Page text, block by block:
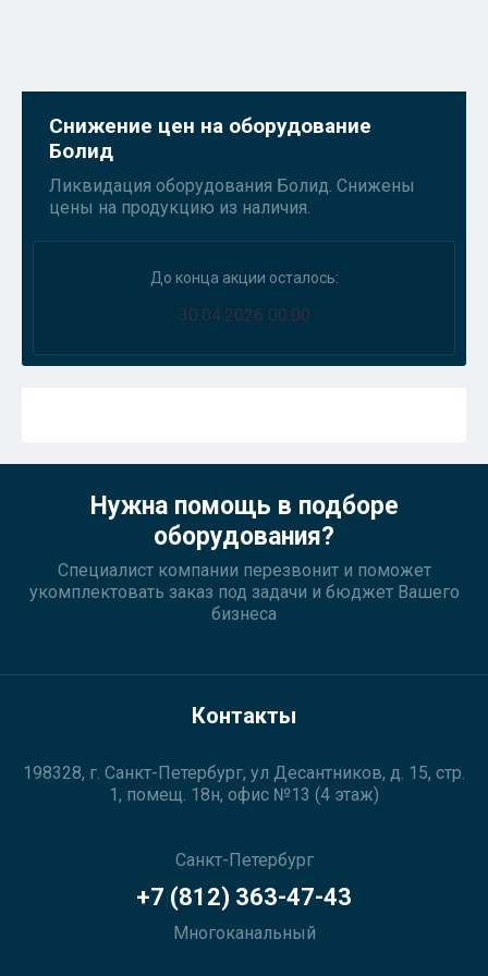
Снижение цен на оборудование
Болид
Ликвидация оборудования Болид. Снижены
цены на продукцию из наличия.
До конца акции осталось:
30.04.2026 00:00
Нужна помощь в подборе
оборудования?
Специалист компании перезвонит и поможет
укомплектовать заказ под задачи и бюджет Вашего
бизнеса
Контакты
198328, г. Санкт-Петербург, ул Десантников, д. 15, стр.
1, помещ. 18н, офис №13 (4 этаж)
Санкт-Петербург
+7 (812) 363-47-43
Многоканальный